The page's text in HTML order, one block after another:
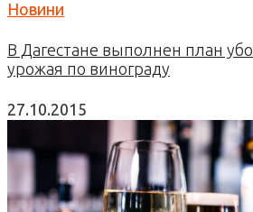
Новини
В Дагестане выполнен план
урожая по винограду
27.10.2015